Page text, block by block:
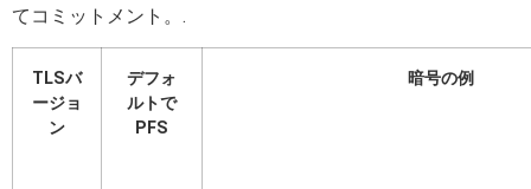
てコミットメント。.
TLSバ
ージョ
ン
デフォ
ルトで
PFS
暗号の例